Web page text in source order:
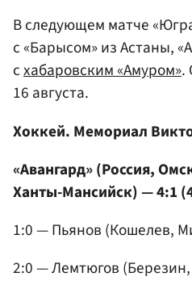
В следующем матче
с «Барысом» из Астаны,
схабаровским «Амуром».
16 августа.
Хоккей. Мемориал
«Авангард» (Россия,
Ханты-Мансийск) — 4:1
1:0 — Пьянов (Кошелев,
2:0 — Лемтюгов